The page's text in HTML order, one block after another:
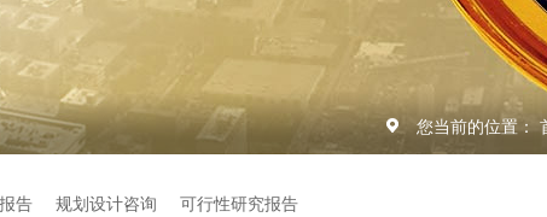
您当前的位置：
告 规划设计咨询 可行性研究报告